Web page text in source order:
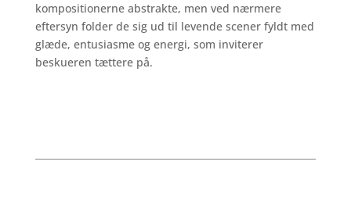
kompositionerne abstrakte, men ved nærmere
eftersyn folder de sig ud til levende scener fyldt med
glæde, entusiasme og energi, som inviterer
beskueren tættere på.